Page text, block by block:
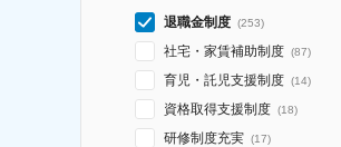
退職金制度 (253)
社宅・家賃補助制度 (87)
育児・託児支援制度 (14)
資格取得支援制度 (18)
研修制度充実 (17)